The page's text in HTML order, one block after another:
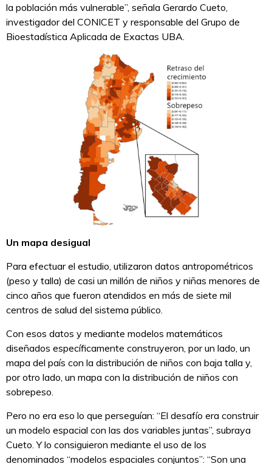
la población más vulnerable”, señala Gerardo Cueto,
investigador del CONICET y responsable del Grupo de
Bioestadística Aplicada de Exactas UBA.
Un mapa desigual
Para efectuar el estudio, utilizaron datos antropométricos
(peso y talla) de casi un millón de niños y niñas menores de
cinco años que fueron atendidos en más de siete mil
centros de salud del sistema público.
Con esos datos y mediante modelos matemáticos
diseñados específicamente construyeron, por un lado, un
mapa del país con la distribución de niños con baja talla y,
por otro lado, un mapa con la distribución de niños con
sobrepeso.
Pero no era eso lo que perseguían: “El desafío era construir
un modelo espacial con las dos variables juntas”, subraya
Cueto. Y lo consiguieron mediante el uso de los
denominados “modelos espaciales conjuntos”: “Son una